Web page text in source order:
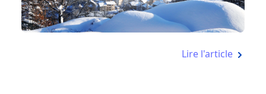
Lire l'article